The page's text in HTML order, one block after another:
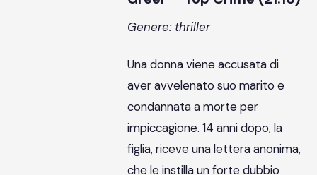
Genere: thriller
Una donna viene accusata di
aver avvelenato suo marito e
condannata a morte per
impiccagione. 14 anni dopo, la
figlia, riceve una lettera anonima,
che le instilla un forte dubbio